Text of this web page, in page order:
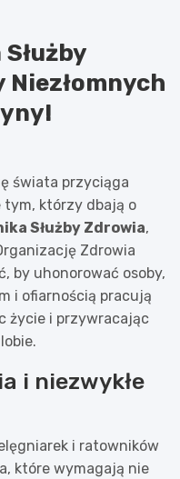
świata przyciąga
którzy dbają o
Służby Zdrowia,
Zdrowia
by uhonorować osoby,
i ofiarnością pracują
życie i przywracając
i niezwykłe
i ratowników
które wymagają nie